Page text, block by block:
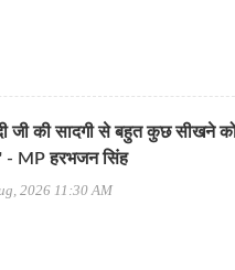
जी की सादगी से बहुत कुछ सीखने
- MP हरभजन सिंह
2026 11:30 AM